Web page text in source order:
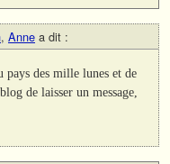
, Anne a dit :
pays des mille lunes et de
de laisser un message,